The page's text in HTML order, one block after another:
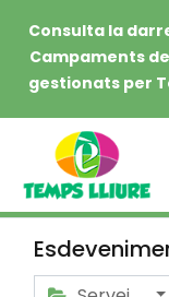
Consulta la
Campaments
gestionats per